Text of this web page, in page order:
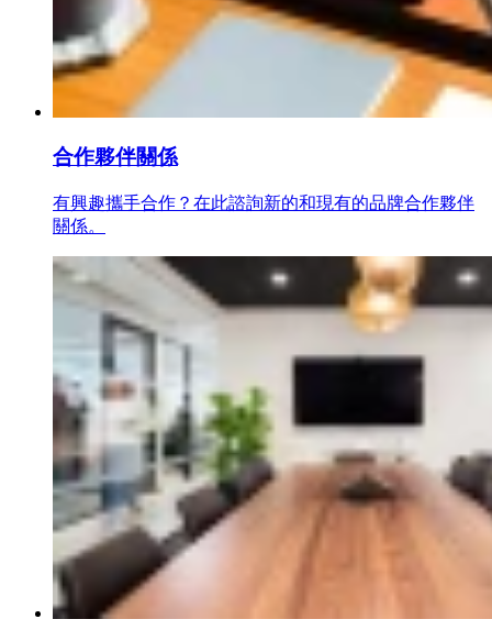
合作夥伴關係
有興趣攜手合作？在此諮詢新的和現有的品牌合作夥伴
關係。